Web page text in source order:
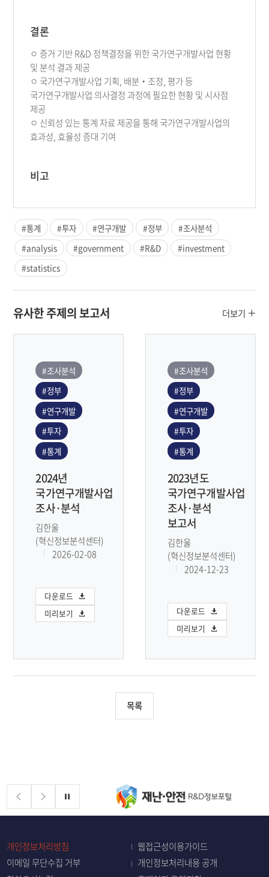
결론
ㅇ 증거 기반 R&D 정책결정을 위한 국가연구개발사업 현황
및 분석 결과 제공
ㅇ 국가연구개발사업 기획, 배분‧조정, 평가 등
국가연구개발사업 의사결정 과정에 필요한 현황 및 시사점
제공
ㅇ 신뢰성 있는 통계 자료 제공을 통해 국가연구개발사업의
효과성, 효율성 증대 기여
비고
#통계 #투자 #연구개발 #정부
#조사분석
#analysis
#government #R&D
#investment
#statistics
유사한 주제의 보고서
#조사분석
#정부
#연구개발
#투자
#통계
2024년
국가연구개발사업
조사·분석
김한울
(혁신정보분석센터)
2026-02-08
다운로드
미리보기
#조사분석
#정부
#연구개발
#투자
#통계
2023년도
국가연구개발사업
조사·분석
보고서
김한울
(혁신정보분석센터)
2024-12-23
다운로드
미리보기
더보기
목록
배너존
개인정보처리방침
웹접근성이용가이드
이메일 무단수집 거부
개인정보처리내용 공개